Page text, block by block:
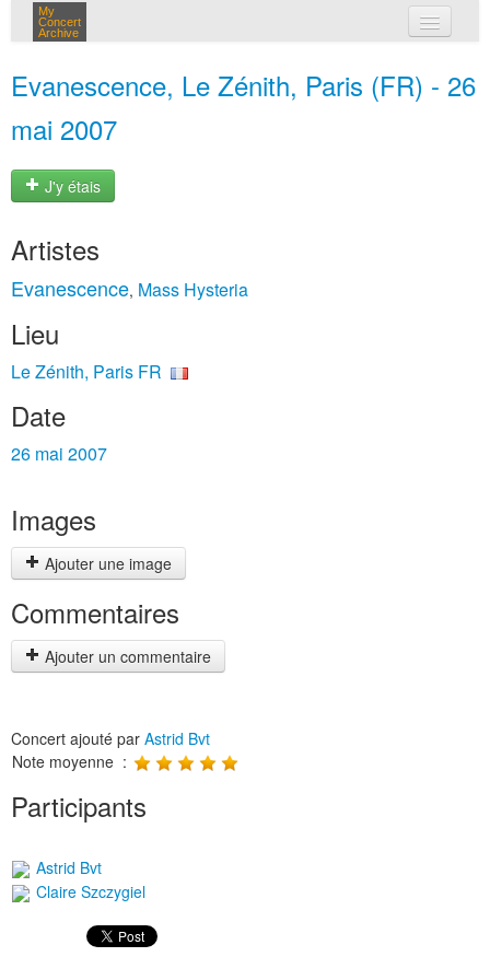
My
Concert
Archive
Evanescence, Le Zénith, Paris (FR) - 26
mai 2007
J'y étais
Artistes
Evanescence, Mass Hysteria
Lieu
Le Zénith, Paris FR
Date
26 mai 2007
Images
Ajouter une image
Commentaires
Ajouter un commentaire
Concert ajouté par Astrid Bvt
Note moyenne :
Participants
Astrid Bvt
Claire Szczygiel